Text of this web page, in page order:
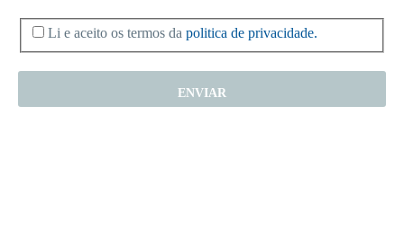
Li e aceito os termos da politica de privacidade.